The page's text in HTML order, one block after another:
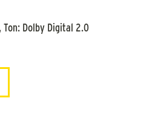
Ton: Dolby Digital 2.0